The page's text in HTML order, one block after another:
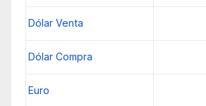
Dólar Venta
Dólar Compra
Euro